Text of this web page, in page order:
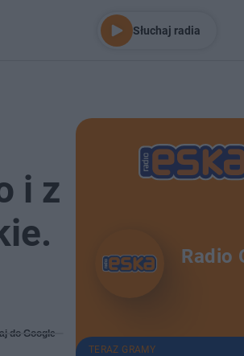
Słuchaj radia
i z
do Google
Radio
TERAZ GRAMY